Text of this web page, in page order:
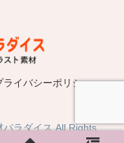
ライバシーポリシー
ラダイス All Rights